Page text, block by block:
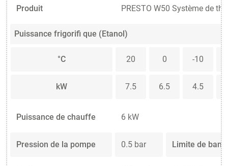
Produit PRESTO W50 Système de
Puissance frigorifi que (Etanol)
°C 20 0 -10
kW 7.5 6.5 4.5
Puissance de chauffe 6 kW
Pression de la pompe 0.5 bar Limite de